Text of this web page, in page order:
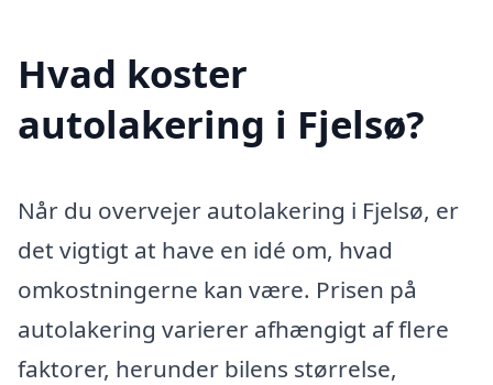
Hvad koster
autolakering i Fjelsø?
Når du overvejer autolakering i Fjelsø, er
det vigtigt at have en idé om, hvad
omkostningerne kan være. Prisen på
autolakering varierer afhængigt af flere
faktorer, herunder bilens størrelse,